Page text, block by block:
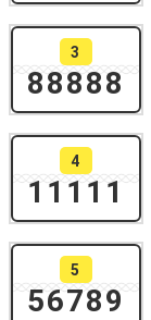
3
88888
4
11111
5
56789